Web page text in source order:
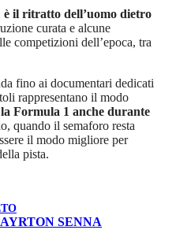
è il ritratto dell’uomo dietro
curata e alcune
competizioni dell’epoca, tra
fino ai documentari dedicati
rappresentano il modo
Formula 1 anche durante
quando il semaforo resta
il modo migliore per
pista.
AYRTON SENNA